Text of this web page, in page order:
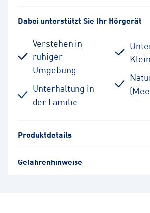
Dabei unterstützt Sie Ihr Hörgerät
Verstehen in
ruhiger
Umgebung
Unterhaltung in
der Familie
Produktdetails
Gefahrenhinweise